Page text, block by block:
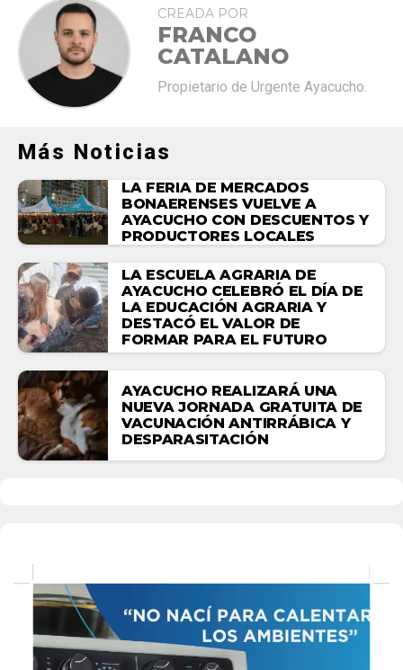
CREADA POR
FRANCO
CATALANO
Propietario de Urgente Ayacucho.
Más Noticias
LA FERIA DE MERCADOS
BONAERENSES VUELVE A
AYACUCHO CON DESCUENTOS Y
PRODUCTORES LOCALES
LA ESCUELA AGRARIA DE
AYACUCHO CELEBRÓ EL DÍA DE
LA EDUCACIÓN AGRARIA Y
DESTACÓ EL VALOR DE
FORMAR PARA EL FUTURO
AYACUCHO REALIZARÁ UNA
NUEVA JORNADA GRATUITA DE
VACUNACIÓN ANTIRRÁBICA Y
DESPARASITACIÓN